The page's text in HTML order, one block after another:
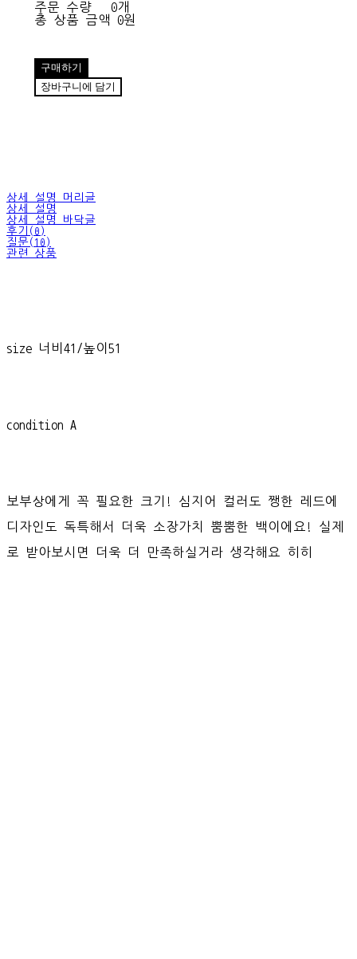
주문 수량
0개
총 상품 금액
0원
구매하기
장바구니에 담기
상세 설명 머리글
상세 설명
상세 설명 바닥글
후기(0)
질문(10)
관련 상품
size 너비41/높이51
condition A
보부상에게 꼭 필요한 크기! 심지어 컬러도 쨍한 레드에
디자인도 독특해서 더욱 소장가치 뿜뿜한 백이에요! 실제
로 받아보시면 더욱 더 만족하실거라 생각해요 히히